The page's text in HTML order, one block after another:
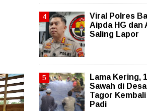
Viral Polres
Aipda HG dan
Saling Lapor
Lama Kering,
Sawah di
Tagor
Padi